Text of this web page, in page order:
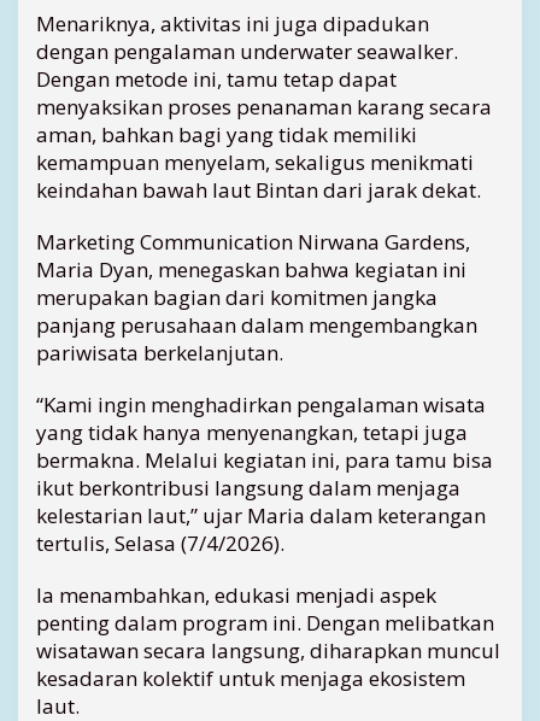
a
n
a
a
n
T
e
u
m
u
K
a
a
n
g
Menariknya, aktivitas ini juga dipadukan
dengan pengalaman underwater seawalker.
Dengan metode ini, tamu tetap dapat
menyaksikan proses penanaman karang secara
aman, bahkan bagi yang tidak memiliki
kemampuan menyelam, sekaligus menikmati
keindahan bawah laut Bintan dari jarak dekat.
Marketing Communication Nirwana Gardens,
Maria Dyan, menegaskan bahwa kegiatan ini
merupakan bagian dari komitmen jangka
panjang perusahaan dalam mengembangkan
pariwisata berkelanjutan.
“Kami ingin menghadirkan pengalaman wisata
yang tidak hanya menyenangkan, tetapi juga
bermakna. Melalui kegiatan ini, para tamu bisa
ikut berkontribusi langsung dalam menjaga
kelestarian laut,” ujar Maria dalam keterangan
tertulis, Selasa (7/4/2026).
Ia menambahkan, edukasi menjadi aspek
penting dalam program ini. Dengan melibatkan
wisatawan secara langsung, diharapkan muncul
kesadaran kolektif untuk menjaga ekosistem
laut.